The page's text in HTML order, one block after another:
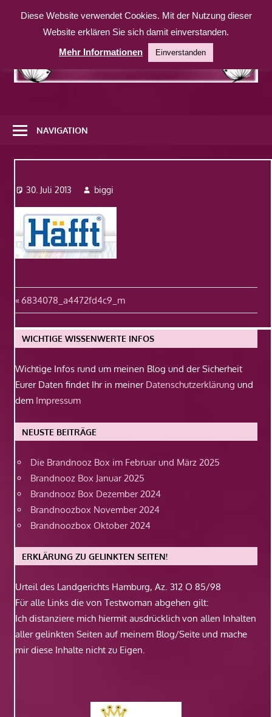
Inhalt
weitere
Website
NAVIGATION
30. Juli 2013 biggi
Beitragsnavigation
Vorheriger
Beitrag:
6834078_a4472fd4c9_m
WICHTIGE WISSENWERTE INFOS
Wichtige Infos rund um meinen Blog und der Sicherheit
Eurer Daten findet Ihr in meiner Datenschutzerklärung und
dem Impressum
NEUSTE BEITRÄGE
Die Brandnooz Box im Februar und März 2025
Brandnooz Box Januar 2025
Brandnooz Box Dezember 2024
Brandnoozbox November 2024
Brandnoozbox Oktober 2024
ERKLÄRUNG ZU GELINKTEN SEITEN!
Urteil des Landgerichts Hamburg, Az. 312 O 85/98
Für alle Links die von Testwoman abgehen gilt:
Ich distanziere mich hiermit ausdrücklich von allen Inhalten
aller gelinkten Seiten auf meinem Blog/Seite und mache
mir diese Inhalte nicht zu Eigen.
Diese Website verwendet Cookies. Mit der Nutzung dieser
Website erklären Sie sich damit einverstanden.
Mehr Informationen
Einverstanden